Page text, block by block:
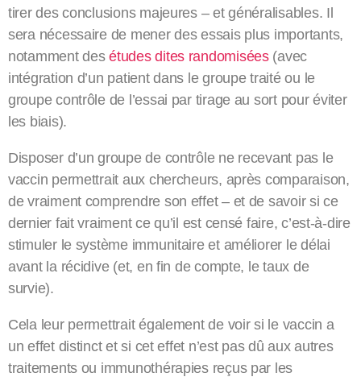
tirer des conclusions majeures – et généralisables. Il
sera nécessaire de mener des essais plus importants,
notamment desétudes dites randomisées(avec
intégration d’un patient dans le groupe traité ou le
groupe contrôle de l’essai par tirage au sort pour éviter
les biais).
Disposer d’un groupe de contrôle ne recevant pas le
vaccin permettrait aux chercheurs, après comparaison,
de vraiment comprendre son effet – et de savoir si ce
dernier fait vraiment ce qu’il est censé faire, c’est-à-dire
stimuler le système immunitaire et améliorer le délai
avant la récidive (et, en fin de compte, le taux de
survie).
Cela leur permettrait également de voir si le vaccin a
un effet distinct et si cet effet n’est pas dû aux autres
traitements ou immunothérapies reçus par les